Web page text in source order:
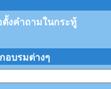
งคำถามในกระทู้
อบรมต่างๆ